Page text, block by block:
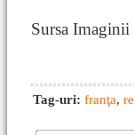
Sursa
Tag-uri: franţa,